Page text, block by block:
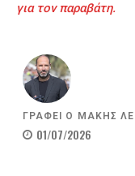
για τον παραβάτη.
ΓΡΑΦΕΙ Ο ΜΑΚΗΣ
01/07/2026